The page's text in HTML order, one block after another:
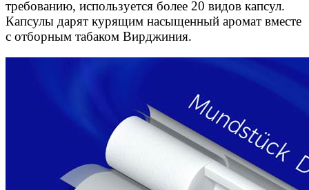
требованию, используется более 20 видов капсул.
Капсулы дарят курящим насыщенный аромат вместе
с отборным табаком Вирджиния.